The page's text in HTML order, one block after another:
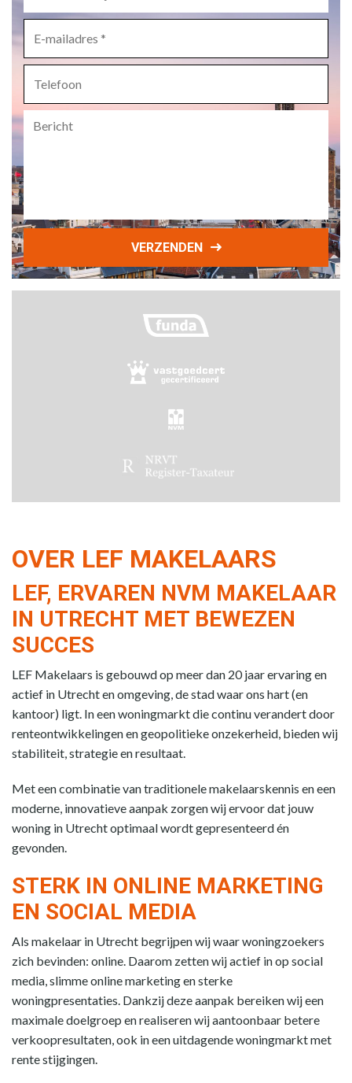
mailadres *
VERZENDEN
OVER LEF MAKELAARS
LEF, ERVAREN NVM MAKELAAR
IN UTRECHT MET BEWEZEN
SUCCES
LEF Makelaars is gebouwd op meer dan 20 jaar ervaring en
actief in Utrecht en omgeving, de stad waar ons hart (en
kantoor) ligt. In een woningmarkt die continu verandert door
renteontwikkelingen en geopolitieke onzekerheid, bieden wij
stabiliteit, strategie en resultaat.
Met een combinatie van traditionele makelaarskennis en een
moderne, innovatieve aanpak zorgen wij ervoor dat jouw
woning in Utrecht optimaal wordt gepresenteerd én
gevonden.
STERK IN ONLINE MARKETING
EN SOCIAL MEDIA
Als makelaar in Utrecht begrijpen wij waar woningzoekers
zich bevinden: online. Daarom zetten wij actief in op social
media, slimme online marketing en sterke
woningpresentaties. Dankzij deze aanpak bereiken wij een
maximale doelgroep en realiseren wij aantoonbaar betere
verkoopresultaten, ook in een uitdagende woningmarkt met
rente stijgingen.